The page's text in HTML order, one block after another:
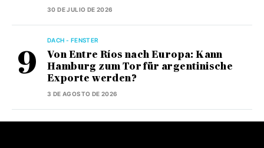
30 DE JULIO DE 2026
DACH - FENSTER
Von Entre Ríos nach Europa: Kann
Hamburg zum Tor für argentinische
Exporte werden?
3 DE AGOSTO DE 2026